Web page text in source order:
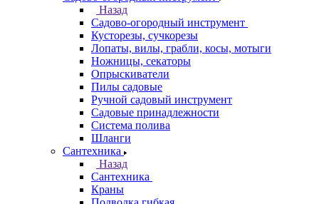
Назад
Садово-огородный инструмент
Кусторезы, сучкорезы
Лопаты, вилы, грабли, косы, мотыги
Ножницы, секаторы
Опрыскиватели
Пилы садовые
Ручной садовый инструмент
Садовые принадлежности
Система полива
Шланги
Сантехника
Назад
Сантехника
Краны